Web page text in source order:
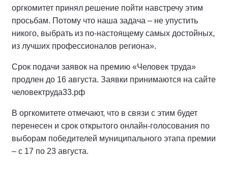
оргкомитет принял решение пойти навстречу этим
просьбам. Потому что наша задача – не упустить
никого, выбрать из по-настоящему самых достойных,
из лучших профессионалов региона».
Срок подачи заявок на премию «Человек труда»
продлен до 16 августа. Заявки принимаются на сайте
человектруда33.рф
В оргкомитете отмечают, что в связи с этим будет
перенесен и срок открытого онлайн-голосования по
выборам победителей муниципального этапа премии
– с 17 по 23 августа.